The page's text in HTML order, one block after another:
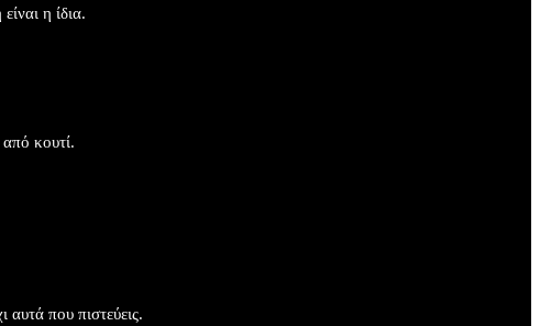
η ίδια.​
κουτί.​
που πιστεύεις.​